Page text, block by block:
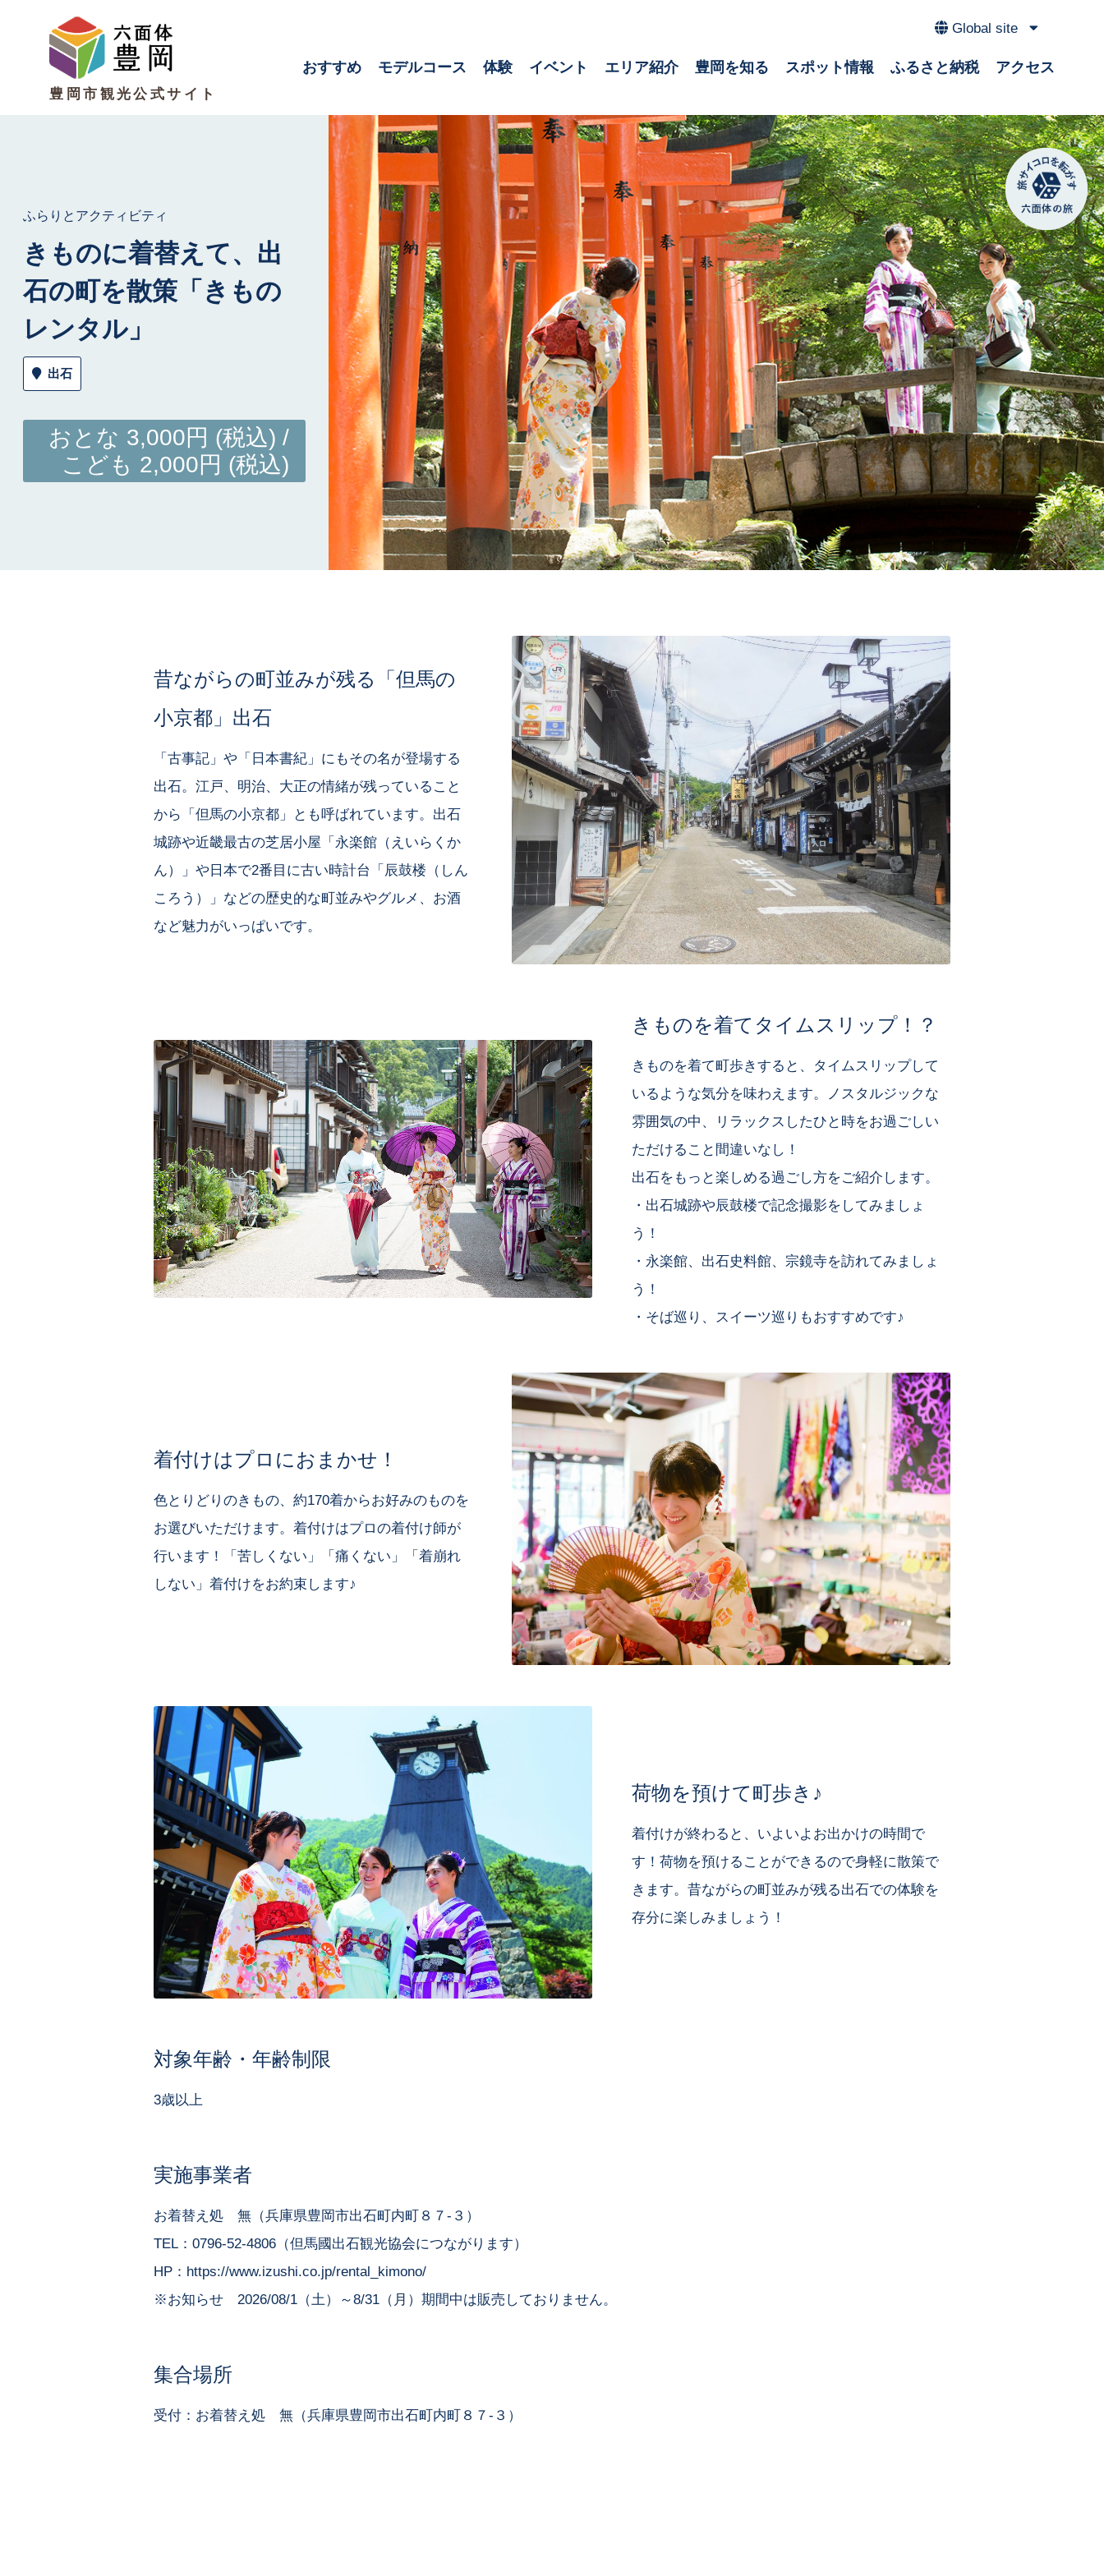
豊岡市観光公式サイト
Global site
おすすめ モデルコース 体験 イベント エリア紹介 豊岡を知る スポット情報 ふるさと納税 アクセス
ふらりとアクティビティ
きものに着替えて、出
石の町を散策「きもの
レンタル」
出石
おとな 3,000円 (税込) /
こども 2,000円 (税込)
昔ながらの町並みが残る「但馬の
小京都」出石
「古事記」や「日本書紀」にもその名が登場する
出石。江戸、明治、大正の情緒が残っていること
から「但馬の小京都」とも呼ばれています。出石
城跡や近畿最古の芝居小屋「永楽館（えいらくか
ん）」や日本で2番目に古い時計台「辰鼓楼（しん
ころう）」などの歴史的な町並みやグルメ、お酒
など魅力がいっぱいです。
きものを着てタイムスリップ！？
きものを着て町歩きすると、タイムスリップして
いるような気分を味わえます。ノスタルジックな
雰囲気の中、リラックスしたひと時をお過ごしい
ただけること間違いなし！
出石をもっと楽しめる過ごし方をご紹介します。
・出石城跡や辰鼓楼で記念撮影をしてみましょ
う！
・永楽館、出石史料館、宗鏡寺を訪れてみましょ
う！
・そば巡り、スイーツ巡りもおすすめです♪
着付けはプロにおまかせ！
色とりどりのきもの、約170着からお好みのものを
お選びいただけます。着付けはプロの着付け師が
行います！「苦しくない」「痛くない」「着崩れ
しない」着付けをお約束します♪
荷物を預けて町歩き♪
着付けが終わると、いよいよお出かけの時間で
す！荷物を預けることができるので身軽に散策で
きます。昔ながらの町並みが残る出石での体験を
存分に楽しみましょう！
対象年齢・年齢制限
3歳以上
実施事業者
お着替え処 無（兵庫県豊岡市出石町内町８７-３）
TEL：0796-52-4806（但馬國出石観光協会につながります）
HP： https://www.izushi.co.jp/rental_kimono/
※お知らせ 2026/08/1（土）～8/31（月）期間中は販売しておりません。
集合場所
受付：お着替え処 無（兵庫県豊岡市出石町内町８７-３）